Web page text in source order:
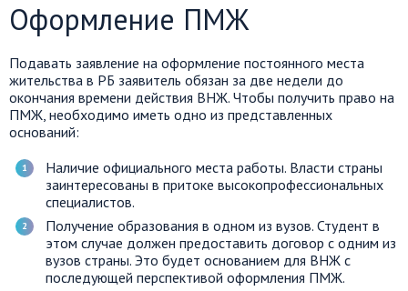
Оформление ПМЖ
Подавать заявление на оформление постоянного места
жительства в РБ заявитель обязан за две недели до
окончания времени действия ВНЖ. Чтобы получить право на
ПМЖ, необходимо иметь одно из представленных
оснований:
Наличие официального места работы. Власти страны
заинтересованы в притоке высокопрофессиональных
специалистов.
Получение образования в одном из вузов. Студент в
этом случае должен предоставить договор с одним из
вузов страны. Это будет основанием для ВНЖ с
последующей перспективой оформления ПМЖ.